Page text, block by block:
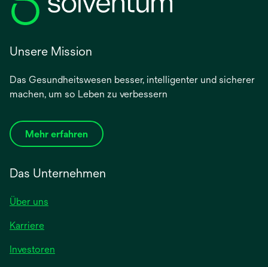
Unsere Mission
Das Gesundheitswesen besser, intelligenter und sicherer
machen, um so Leben zu verbessern
Mehr erfahren
Das Unternehmen
Über uns
Karriere
Investoren